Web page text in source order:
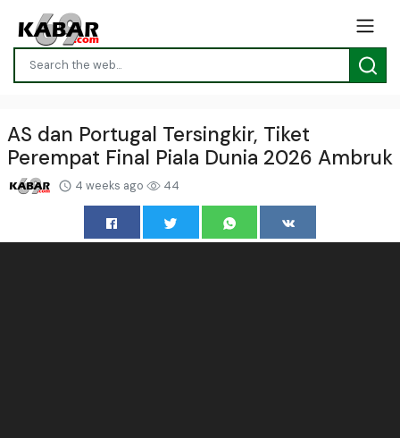
AS dan Portugal Tersingkir, Tiket
Perempat Final Piala Dunia 2026 Ambruk
4 weeks ago 44